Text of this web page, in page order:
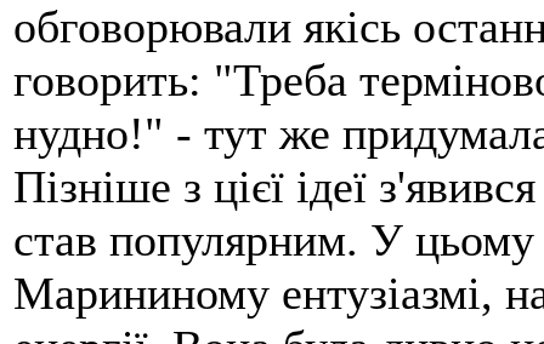
обговорювали якісь
говорить: "Треба
нудно!" - тут же
Пізніше з цієї ідеї
став популярним. У цьому
Марининому ентузіазмі,